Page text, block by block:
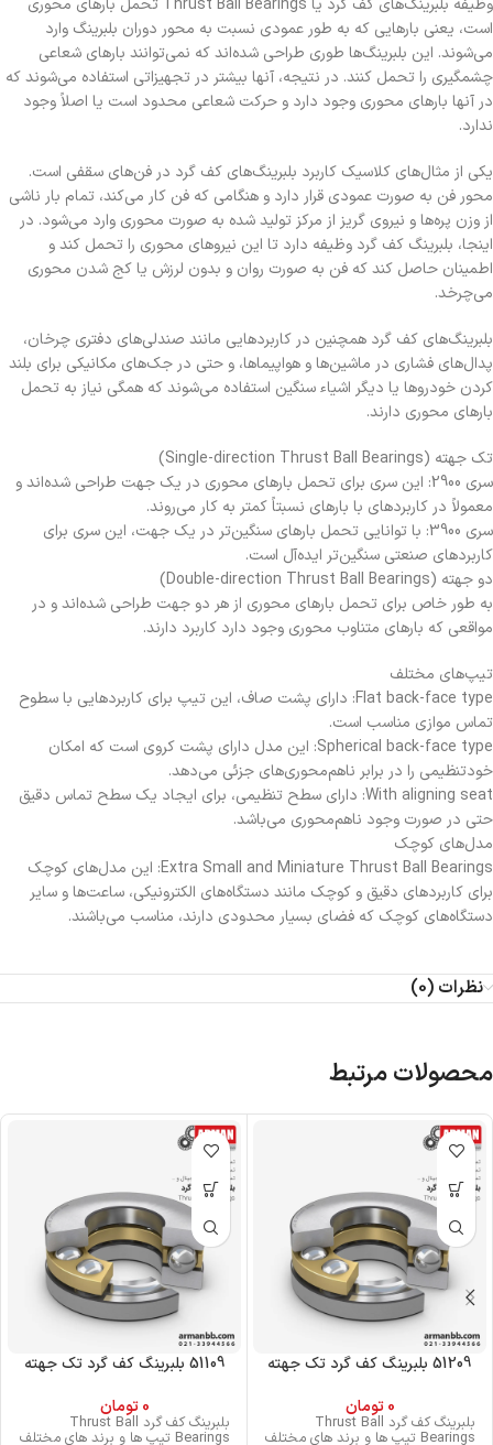
وظیفه بلبرینگ‌های کف گرد یا Thrust Ball Bearings تحمل بارهای محوری
است، یعنی بارهایی که به طور عمودی نسبت به محور دوران بلبرینگ وارد
می‌شوند. این بلبرینگ‌ها طوری طراحی شده‌اند که نمی‌توانند بارهای شعاعی
چشمگیری را تحمل کنند. در نتیجه، آنها بیشتر در تجهیزاتی استفاده می‌شوند که
در آنها بارهای محوری وجود دارد و حرکت شعاعی محدود است یا اصلاً وجود
ندارد.
یکی از مثال‌های کلاسیک کاربرد بلبرینگ‌های کف گرد در فن‌های سقفی است.
محور فن به صورت عمودی قرار دارد و هنگامی که فن کار می‌کند، تمام بار ناشی
از وزن پره‌ها و نیروی گریز از مرکز تولید شده به صورت محوری وارد می‌شود. در
اینجا، بلبرینگ کف گرد وظیفه دارد تا این نیروهای محوری را تحمل کند و
اطمینان حاصل کند که فن به صورت روان و بدون لرزش یا کج شدن محوری
می‌چرخد.
بلبرینگ‌های کف گرد همچنین در کاربردهایی مانند صندلی‌های دفتری چرخان،
پدال‌های فشاری در ماشین‌ها و هواپیماها، و حتی در جک‌های مکانیکی برای بلند
کردن خودروها یا دیگر اشیاء سنگین استفاده می‌شوند که همگی نیاز به تحمل
بارهای محوری دارند.
تک جهته (Single-direction Thrust Ball Bearings)
سری 2900: این سری برای تحمل بارهای محوری در یک جهت طراحی شده‌اند و
معمولاً در کاربردهای با بارهای نسبتاً کمتر به کار می‌روند.
سری 3900: با توانایی تحمل بارهای سنگین‌تر در یک جهت، این سری برای
کاربردهای صنعتی سنگین‌تر ایده‌آل است.
دو جهته (Double-direction Thrust Ball Bearings)
به طور خاص برای تحمل بارهای محوری از هر دو جهت طراحی شده‌اند و در
مواقعی که بارهای متناوب محوری وجود دارد کاربرد دارند.
تیپ‌های مختلف
Flat back-face type: دارای پشت صاف، این تیپ برای کاربردهایی با سطوح
تماس موازی مناسب است.
Spherical back-face type: این مدل دارای پشت کروی است که امکان
خودتنظیمی را در برابر ناهم‌محوری‌های جزئی می‌دهد.
With aligning seat: دارای سطح تنظیمی، برای ایجاد یک سطح تماس دقیق
حتی در صورت وجود ناهم‌محوری می‌باشد.
مدل‌های کوچک
Extra Small and Miniature Thrust Ball Bearings: این مدل‌های کوچک
برای کاربردهای دقیق و کوچک مانند دستگاه‌های الکترونیکی، ساعت‌ها و سایر
دستگاه‌های کوچک که فضای بسیار محدودی دارند، مناسب می‌باشند.
نظرات (0)
محصولات مرتبط
51209 بلبرینگ کف گرد تک جهته
0 تومان
بلبرینگ کف گرد Thrust Ball
Bearings تیپ ها و برند های مختلف
51109 بلبرینگ کف گرد تک جهته
0 تومان
بلبرینگ کف گرد Thrust Ball
Bearings تیپ ها و برند های مختلف